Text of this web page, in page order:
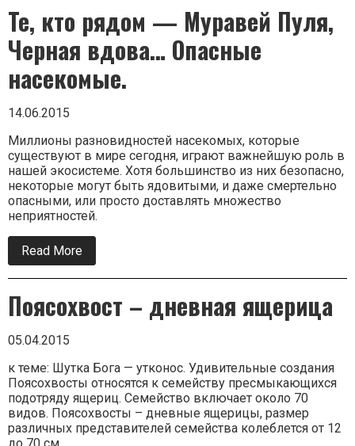
человеческими
зубами
орехи.
Те, кто рядом — Муравей Пуля,
Черная вдова… Опасные
насекомые.
14.06.2015
Миллионы разновидностей насекомых, которые
существуют в мире сегодня, играют важнейшую роль в
нашей экосистеме. Хотя большинство из них безопасно,
некоторые могут быть ядовитыми, и даже смертельно
опасными, или просто доставлять множество
неприятностей.
Read More
Те,
кто
—
Муравей
Опасные
насекомые.
Поясохвост – дневная ящерица
05.04.2015
к теме: Шутка Бога — утконос. Удивительные создания
Поясохвосты относятся к семейству пресмыкающихся
подотряду ящериц. Семейство включает около 70
видов. Поясохвосты – дневные ящерицы, размер
различных представителей семейства колеблется от 12